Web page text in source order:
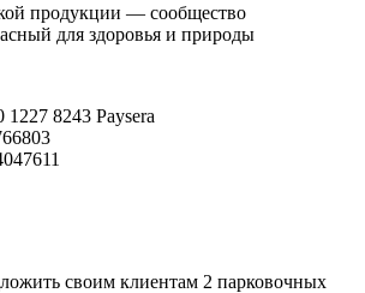
продукции — сообщество
для здоровья и природы
8243 Paysera
своим клиентам 2 парковочных